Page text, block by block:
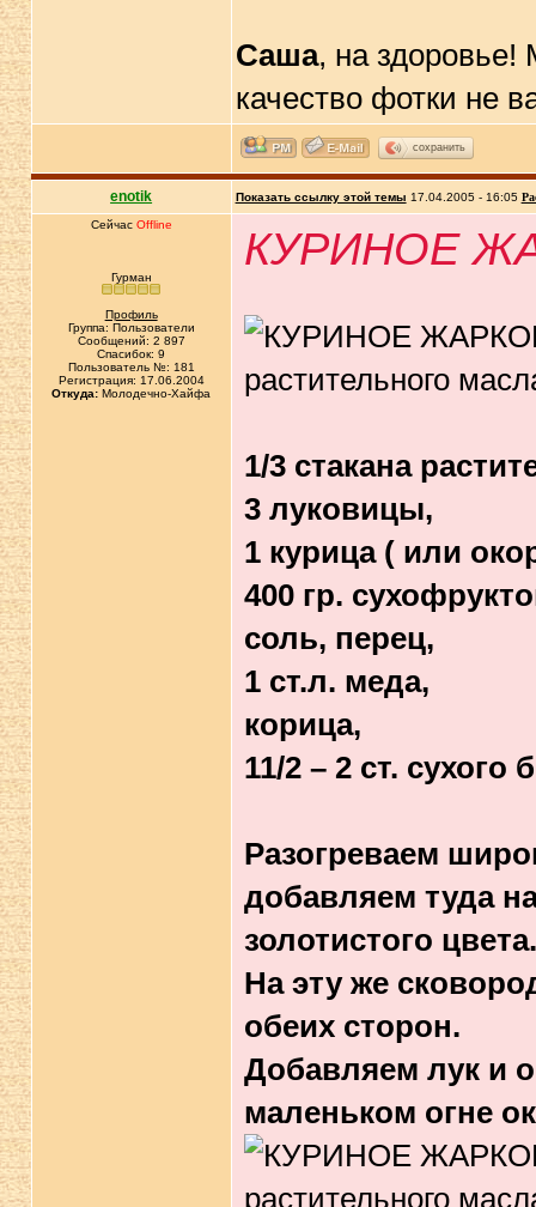
Саша, на здоровье!
качество фотки не
сохранить
enotik Показать ссылку этой темы 17.04.2005 - 16:05
Сейчас Offline
Гурман
Профиль
Группа: Пользователи
Сообщений: 2 897
Спасибок: 9
Пользователь №: 181
Регистрация: 17.06.2004
Откуда: Молодечно-Хайфа
КУРИНОЕ
1/3 стакана
3 луковицы,
1 курица ( или
400 гр.
соль, перец,
1 ст.л. меда,
корица,
11/2 – 2 ст. сухого
Разогреваем
добавляем туда
золотистого
На эту же
обеих сторон.
Добавляем лук и
маленьком огне